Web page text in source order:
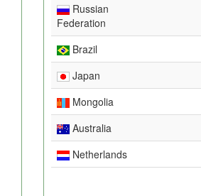
Russian
Federation
Brazil
Japan
Mongolia
Australia
Netherlands